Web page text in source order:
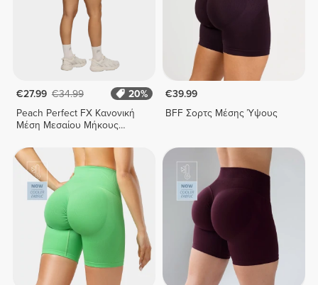
€27.99 €34.99
20%
Peach Perfect FX Κανονική
Μέση Μεσαίου Μήκους
€39.99
BFF Σορτς Μέσης Ύψους